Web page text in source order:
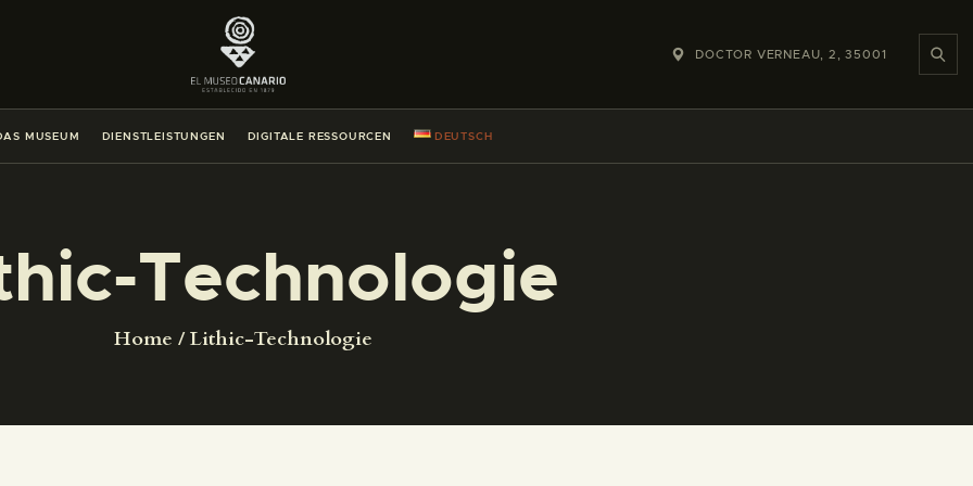
DOCTOR VERNEAU, 2, 35001
MUSEUM DIENSTLEISTUNGEN DIGITALE RESSOURCEN DEUTSCH
Technologie
Home Lithic-Technologie
DIENSTLEISTUNGEN
DIGITALE RESSOURCEN
DAS MUSEUM